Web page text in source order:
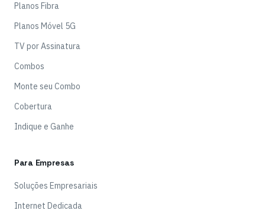
Planos Fibra
Planos Móvel 5G
TV por Assinatura
Combos
Monte seu Combo
Cobertura
Indique e Ganhe
Para Empresas
Soluções Empresariais
Internet Dedicada